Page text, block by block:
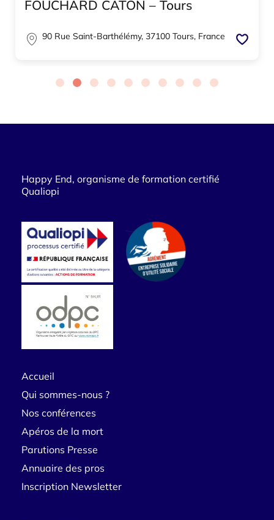
FOUCHARD CATON – Tours
90 Rue Saint-Barthélémy, 37100 Tours, France
Happy End, organisme de formation certifié
Qualiopi
Accueil
Qui sommes-nous ?
Nos conférences
Apéros de la mort
Parutions Presse
Annuaire des pros
Inscription Newsletter